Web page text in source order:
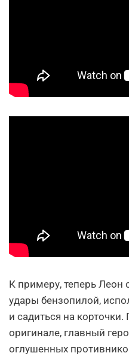
К примеру, теперь Леон
удары бензопилой,
и садиться на корточки.
оригинале, главный
оглушенных